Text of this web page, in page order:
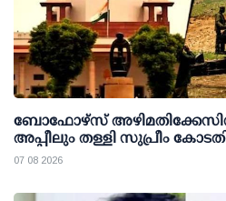
ബോഫോഴ്സ്
അപ്പീലും തള്ളി സുപ്രീം
07 08 2026